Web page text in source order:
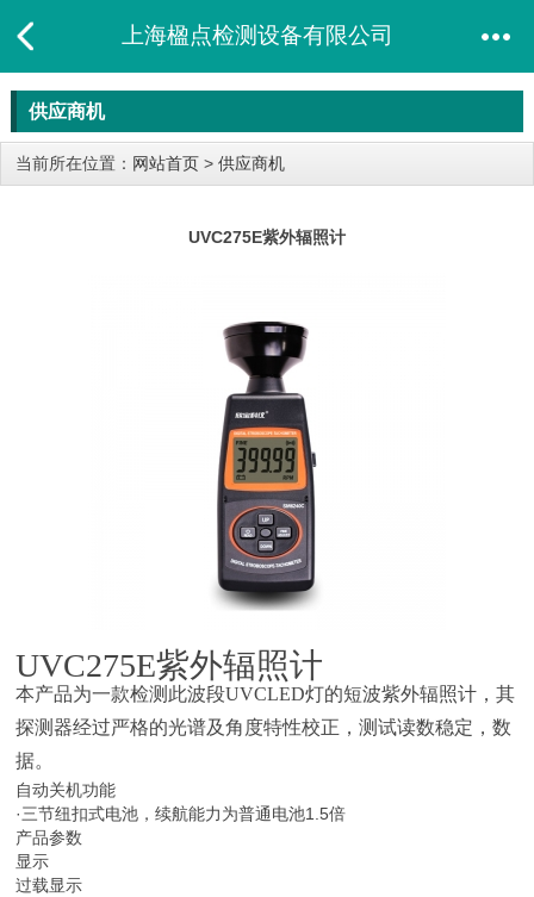
上海楹点检测设备有限公司
供应商机
当前所在位置： 网站首页 > 供应商机
UVC275E紫外辐照计
UVC275E紫外辐照计
本产品为一款检测此波段UVCLED灯的短波紫外辐照计，其
探测器经过严格的光谱及角度特性校正，测试读数稳定，数
据。
自动关机功能
·三节纽扣式电池，续航能力为普通电池1.5倍
产品参数
显示
过载显示